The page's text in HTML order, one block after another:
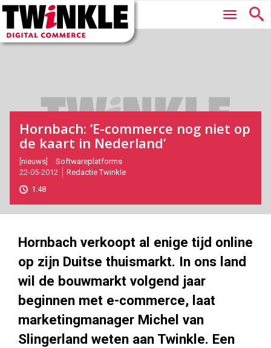
Twinkle
Digital
Commerce
Hoofdmenu
Hornbach: ‘E-commerce nog niet op
de kaart in Nederland’
2012-
05-
22T17:26:00
2017-
05-
[nieuws]
Softwareplatforms
22-05-2012
Redactie Twinkle
1:48
Hornbach verkoopt al enige tijd online
op zijn Duitse thuismarkt. In ons land
wil de bouwmarkt volgend jaar
beginnen met e-commerce, laat
marketingmanager Michel van
Slingerland weten aan Twinkle. Een